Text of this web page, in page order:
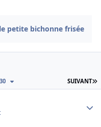
petite bichonne frisée
SUIVANT